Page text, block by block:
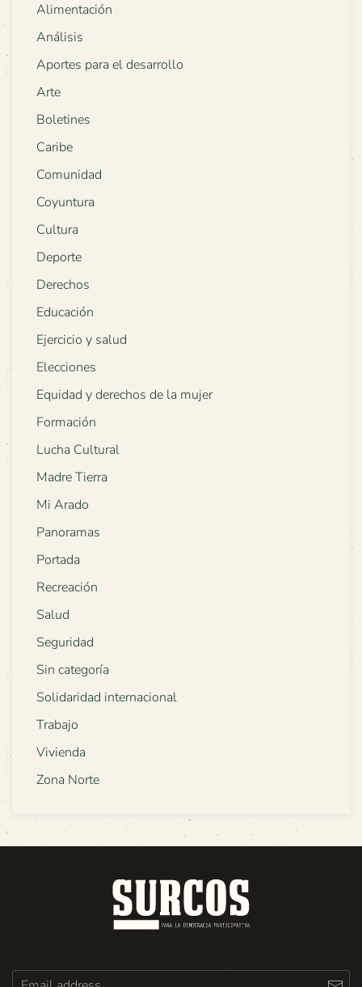
Alimentación
Análisis
Aportes para el desarrollo
Arte
Boletines
Caribe
Comunidad
Coyuntura
Cultura
Deporte
Derechos
Educación
Ejercicio y salud
Elecciones
Equidad y derechos de la mujer
Formación
Lucha Cultural
Madre Tierra
Mi Arado
Panoramas
Portada
Recreación
Salud
Seguridad
Sin categoría
Solidaridad internacional
Trabajo
Vivienda
Zona Norte